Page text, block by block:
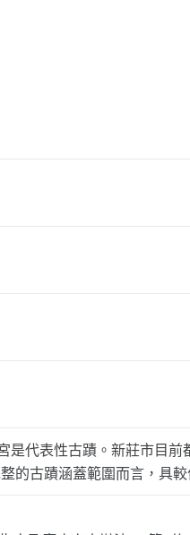
是代表性古蹟。新莊市目
的古蹟涵蓋範圍而言，具